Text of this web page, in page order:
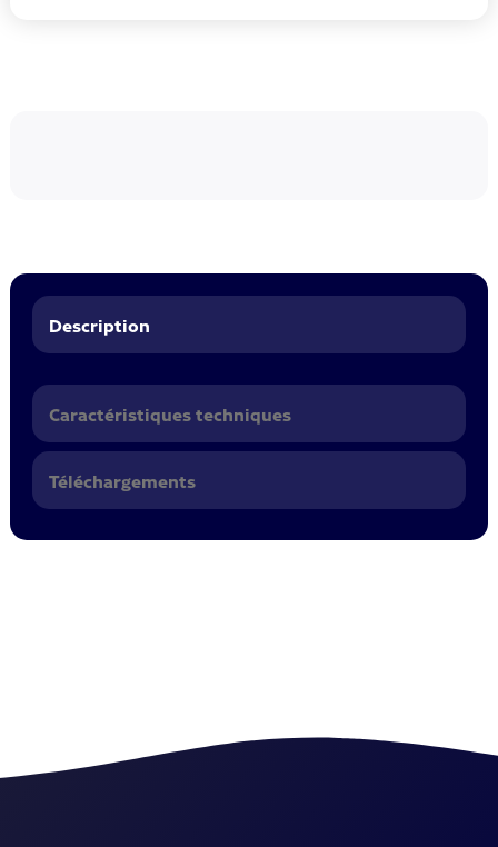
Description
Caractéristiques techniques
Téléchargements